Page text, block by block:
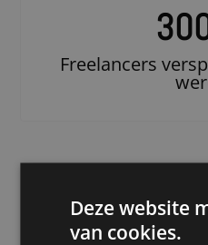
Freelancers
Deze website
van cookies.